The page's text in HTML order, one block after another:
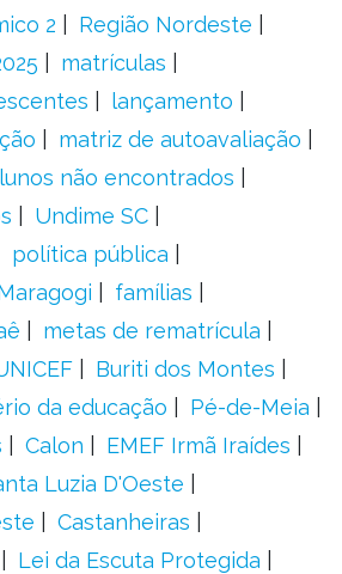
2
Região Nordeste
matrículas
lançamento
matriz de autoavaliação
não encontrados
Undime SC
política pública
famílias
metas de rematrícula
Buriti dos Montes
da educação
Pé-de-Meia
Calon
EMEF Irmã Iraídes
Luzia D'Oeste
Castanheiras
Lei da Escuta Protegida